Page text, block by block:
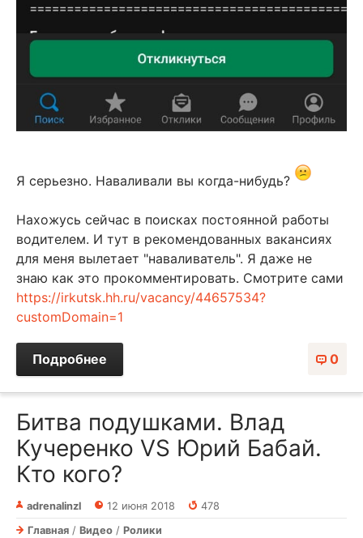
Я серьезно. Наваливали вы когда-нибудь?
Нахожусь сейчас в поисках постоянной работы
водителем. И тут в рекомендованных вакансиях
для меня вылетает "наваливатель". Я даже не
знаю как это прокомментировать. Смотрите сами
https://irkutsk.hh.ru/vacancy/44657534?
customDomain=1
0
Подробнее
Битва подушками. Влад
Кучеренко VS Юрий Бабай.
Кто кого?
adrenalinzl 12 июня 2018
478
Главная / Видео / Ролики